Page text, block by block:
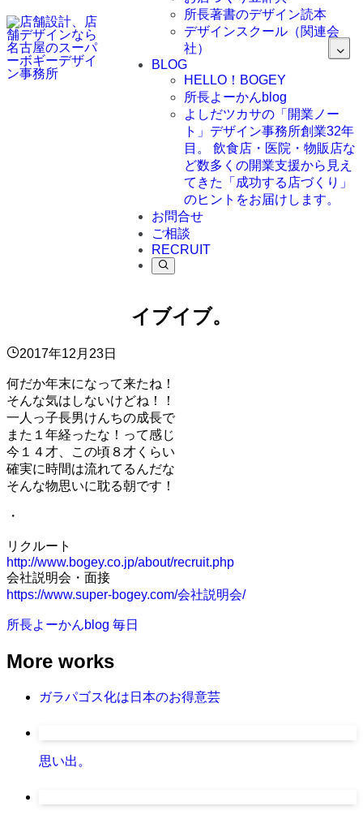
所長著書のデザイン読本
デザインスクール（関連会
社）
BLOG
HELLO！BOGEY
所長よーかんblog
よしだツカサの「開業ノー
ト」 デザイン事務所創業32年
目。 飲食店・医院・物販店な
ど数多くの開業支援から見え
てきた「成功する店づくり」
のヒントをお届けします。
お問合せ
ご相談
RECRUIT
イブイブ。
2017年12月23日
何だか年末になって来たね！
そんな気はしないけどね！！
一人っ子長男けんちの成長で
また１年経ったな！って感じ
今１４才、この頃８才くらい
確実に時間は流れてるんだな
そんな物思いに耽る朝です！
・
リクルート
http://www.bogey.co.jp/about/recruit.php
会社説明会・面接
https://www.super-bogey.com/会社説明会/
所長よーかんblog 毎日
More works
ガラパゴス化は日本のお得意芸
思い出。